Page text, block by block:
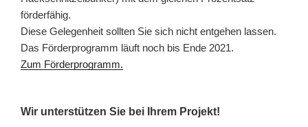
förderfähig.
Diese Gelegenheit sollten Sie sich nicht entgehen lassen.
Das Förderprogramm läuft noch bis Ende 2021.
Zum Förderprogramm.
Wir unterstützen Sie bei Ihrem Projekt!